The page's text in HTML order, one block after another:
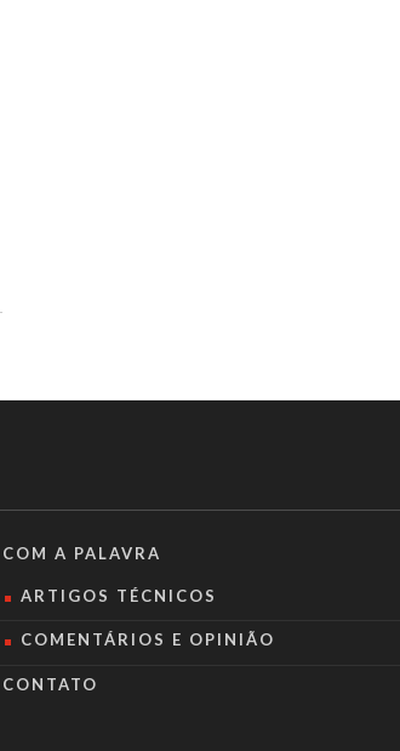
COM A PALAVRA
ARTIGOS TÉCNICOS
COMENTÁRIOS E OPINIÃO
CONTATO